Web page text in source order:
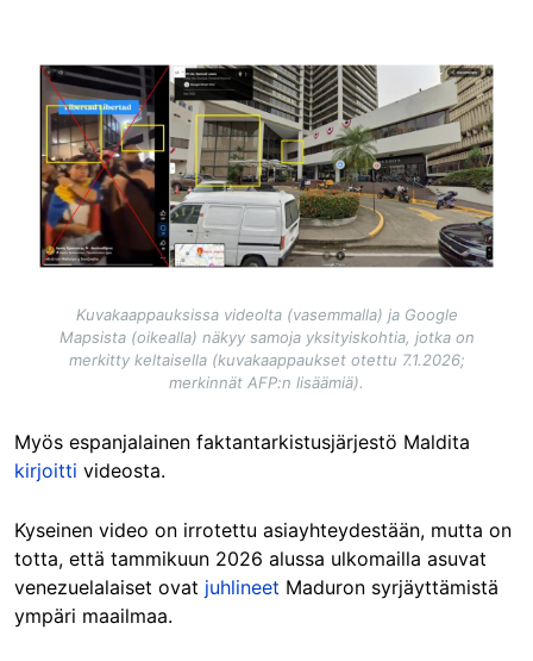
Image
Kuvakaappauksissa videolta (vasemmalla) ja Google
Mapsista (oikealla) näkyy samoja yksityiskohtia, jotka on
merkitty keltaisella (kuvakaappaukset otettu 7.1.2026;
merkinnät AFP:n lisäämiä).
Myös espanjalainen faktantarkistusjärjestö Maldita
kirjoitti videosta.
Kyseinen video on irrotettu asiayhteydestään, mutta on
totta, että tammikuun 2026 alussa ulkomailla asuvat
venezuelalaiset ovat juhlineet Maduron syrjäyttämistä
ympäri maailmaa.